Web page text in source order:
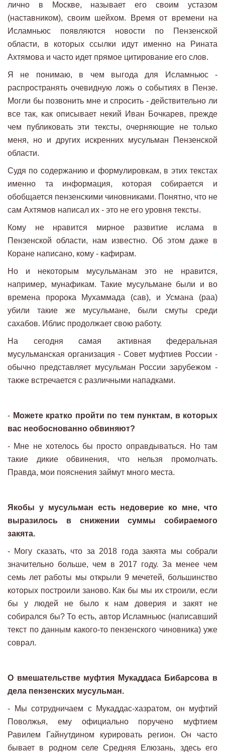
лично в Москве, называет его своим устазом
(наставником), своим шейхом. Время от времени на
Исламньюс появляются новости по Пензенской
области, в которых ссылки идут именно на Рината
Ахтямова и часто идет прямое цитирование его слов.
Я не понимаю, в чем выгода для Исламньюс -
распространять очевидную ложь о событиях в Пензе.
Могли бы позвонить мне и спросить - действительно ли
все так, как описывает некий Иван Бочкарев, прежде
чем публиковать эти тексты, очерняющие не только
меня, но и других искренних мусульман Пензенской
области.
Судя по содержанию и формулировкам, в этих текстах
именно та информация, которая собирается и
обобщается пензенскими чиновниками. Понятно, что не
сам Ахтямов написал их - это не его уровня тексты.
Кому не нравится мирное развитие ислама в
Пензенской области, нам известно. Об этом даже в
Коране написано, кому - кафирам.
Но и некоторым мусульманам это не нравится,
например, мунафикам. Такие мусульмане были и во
времена пророка Мухаммада (сав), и Усмана (раа)
убили такие же мусульмане, были смуты среди
сахабов. Иблис продолжает свою работу.
На сегодня самая активная федеральная
мусульманская организация - Совет муфтиев России -
обычно представляет мусульман России зарубежом -
также встречается с различными нападками.
- Можете кратко пройти по тем пунктам, в которых
вас необоснованно обвиняют?
- Мне не хотелось бы просто оправдываться. Но там
такие дикие обвинения, что нельзя промолчать.
Правда, мои пояснения займут много места.
Якобы у мусульман есть недоверие ко мне, что
выразилось в снижении суммы собираемого
закята.
- Могу сказать, что за 2018 года закята мы собрали
значительно больше, чем в 2017 году. За менее чем
семь лет работы мы открыли 9 мечетей, большинство
которых построили заново. Как бы мы их строили, если
бы у людей не было к нам доверия и закят не
собирался бы? То есть, автор Исламньюс (написавший
текст по данным какого-то пензенского чиновника) уже
соврал.
О вмешательстве муфтия Мукаддаса Бибарсова в
дела пензенских мусульман.
- Мы сотрудничаем с Мукаддас-хазратом, он муфтий
Поволжья, ему официально поручено муфтием
Равилем Гайнутдином курировать регион. Он часто
бывает в родном селе Средняя Елюзань, здесь его